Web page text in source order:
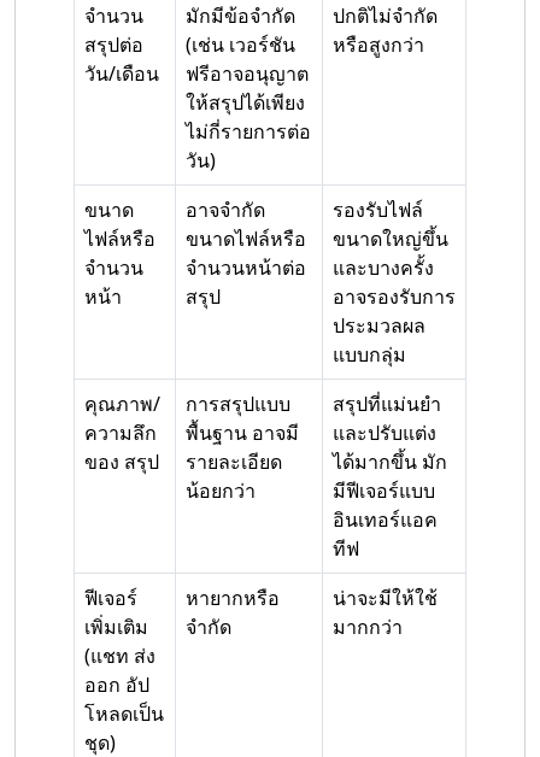
จำนวน
สรุปต่อ
วัน/เดือน
มักมีข้อจำกัด
(เช่น เวอร์ชัน
ฟรีอาจอนุญาต
ให้สรุปได้เพียง
ไม่กี่รายการต่อ
วัน)
ปกติไม่จำกัด
หรือสูงกว่า
ขนาด
ไฟล์หรือ
จำนวน
หน้า
อาจจำกัด
ขนาดไฟล์หรือ
จำนวนหน้าต่อ
สรุป
รองรับไฟล์
ขนาดใหญ่ขึ้น
และบางครั้ง
อาจรองรับการ
ประมวลผล
แบบกลุ่ม
คุณภาพ/
ความลึก
ของ สรุป
การสรุปแบบ
พื้นฐาน อาจมี
รายละเอียด
น้อยกว่า
สรุปที่แม่นยำ
และปรับแต่ง
ได้มากขึ้น มัก
มีฟีเจอร์แบบ
อินเทอร์แอค
ทีฟ
ฟีเจอร์
เพิ่มเติม
(แชท ส่ง
ออก อัป
โหลดเป็น
ชุด)
หายากหรือ
จำกัด
น่าจะมีให้ใช้
มากกว่า